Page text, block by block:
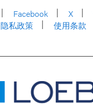
Facebook X
隐私政策 使用条款